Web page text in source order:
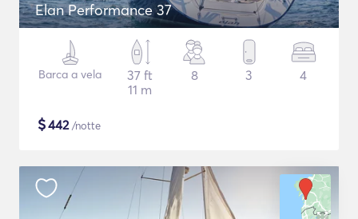
Elan Performance 37
Barca a vela
37 ft
11 m
8 3 4
$442/notte